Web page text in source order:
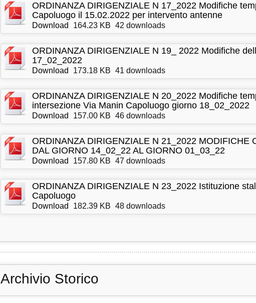
ORDINANZA DIRIGENZIALE N 17_2022 Modifiche
Capoluogo il 15.02.2022 per intervento antenne
Download 164.23 KB 42 downloads
ORDINANZA DIRIGENZIALE N 19_ 2022 Modifiche
17_02_2022
Download 173.18 KB 41 downloads
ORDINANZA DIRIGENZIALE N 20_2022 Modifiche
intersezione Via Manin Capoluogo giorno 18_02_2022
Download 157.00 KB 46 downloads
ORDINANZA DIRIGENZIALE N 21_2022 MODIFICHE
DAL GIORNO 14_02_22 AL GIORNO 01_03_22
Download 157.80 KB 47 downloads
ORDINANZA DIRIGENZIALE N 23_2022 Istituzione
Capoluogo
Download 182.39 KB 48 downloads
Archivio Storico